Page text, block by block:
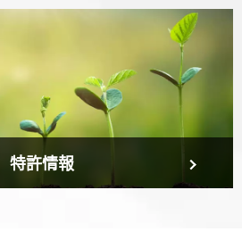
特許情報